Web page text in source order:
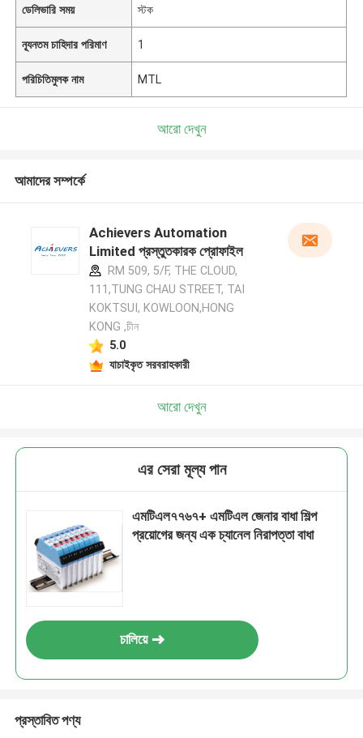
ডেলিভারি সময় স্টক
ন্যূনতম চাহিদার পরিমাণ 1
পরিচিতিমুলক নাম MTL
আরো দেখুন
আমাদের সম্পর্কে
Achievers Automation
Limited প্রস্তুতকারক প্রোফাইল
RM 509, 5/F, THE CLOUD,
111,TUNG CHAU STREET, TAI
KOKTSUI, KOWLOON,HONG
KONG ,চীন
5.0
যাচাইকৃত সরবরাহকারী
আরো দেখুন
এর সেরা মূল্য পান
এমটিএল৭৭৬৭+ এমটিএল জেনার বাধা শিল্প
প্রয়োগের জন্য এক চ্যানেল নিরাপত্তা বাধা
চালিয়ে
প্রস্তাবিত পণ্য